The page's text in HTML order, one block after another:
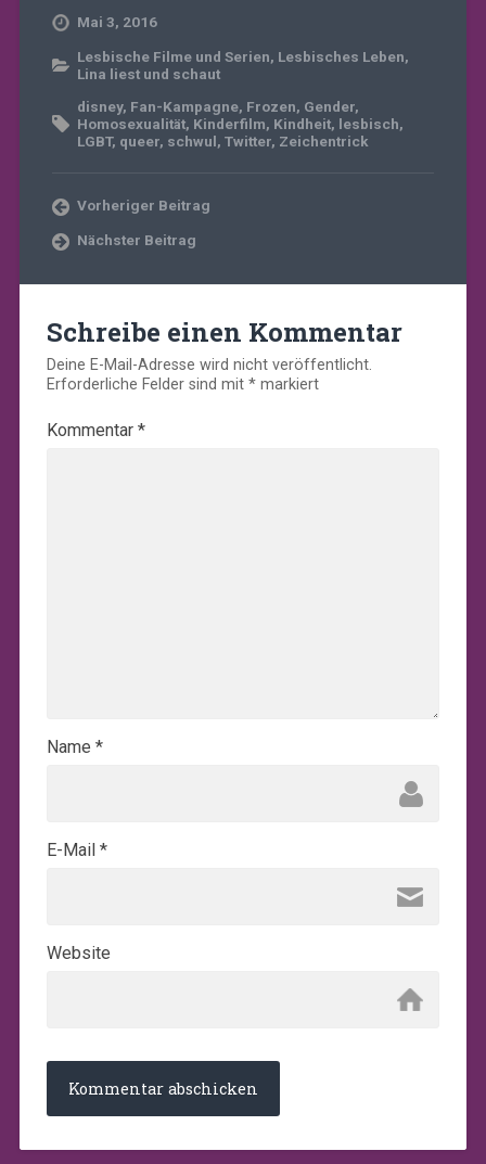
Mai 3, 2016
Lesbische Filme und Serien, Lesbisches Leben,
Lina liest und schaut
disney, Fan-Kampagne, Frozen, Gender,
Homosexualität, Kinderfilm, Kindheit, lesbisch,
LGBT, queer, schwul, Twitter, Zeichentrick
Vorheriger Beitrag
Nächster Beitrag
Schreibe einen Kommentar
Deine E-Mail-Adresse wird nicht veröffentlicht.
Erforderliche Felder sind mit *markiert
Kommentar *
Name *
E-Mail *
Website